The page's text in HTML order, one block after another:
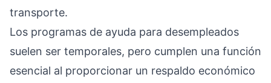
transporte.
Los programas de ayuda para desempleados
suelen ser temporales, pero cumplen una función
esencial al proporcionar un respaldo económico